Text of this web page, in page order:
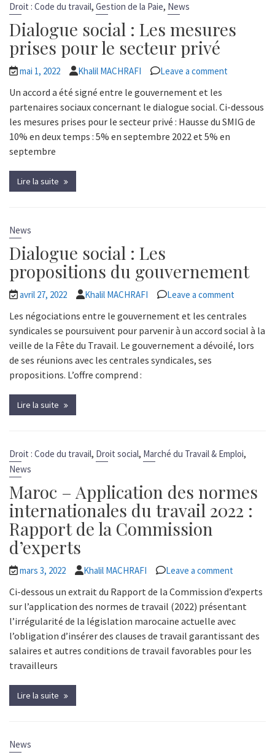
Droit : Code du travail,Gestion de la Paie, News
Dialogue social : Les mesures
prises pour le secteur privé
mai 1, 2022 Khalil MACHRAFI Leave a comment
Un accord a été signé entre le gouvernement et les
partenaires sociaux concernant le dialogue social. Ci-dessous
les mesures prises pour le secteur privé : Hausse du SMIG de
10% en deux temps : 5% en septembre 2022 et 5% en
septembre
Lire la suite
News
Dialogue social : Les
propositions du gouvernement
avril 27, 2022 Khalil MACHRAFI Leave a comment
Les négociations entre le gouvernement et les centrales
syndicales se poursuivent pour parvenir à un accord social à la
veille de la Fête du Travail. Le gouvernement a dévoilé, lors
de ses réunions avec les centrales syndicales, ses
propositions. L’offre comprend :
Lire la suite
Droit : Code du travail, Droit social, Marché du Travail & Emploi,
News
Maroc – Application des normes
internationales du travail 2022 :
Rapport de la Commission
d’experts
mars 3, 2022 Khalil MACHRAFI Leave a comment
Ci-dessous un extrait du Rapport de la Commission d’experts
sur l’application des normes de travail (2022) présentant
l’irrégularité de la législation marocaine actuelle avec
l’obligation d’insérer des clauses de travail garantissant des
salaires et autres conditions de travail favorables pour les
travailleurs
Lire la suite
News